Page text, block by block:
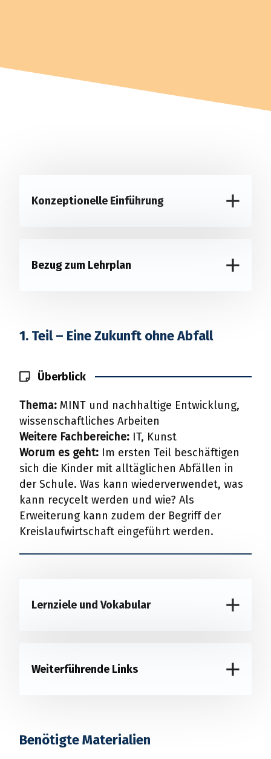
Konzeptionelle Einführung
Bezug zum Lehrplan
1. Teil – Eine Zukunft ohne Abfall
Überblick
Thema: MINT und nachhaltige Entwicklung,
wissenschaftliches Arbeiten
Weitere Fachbereiche: IT, Kunst
Worum es geht: Im ersten Teil beschäftigen
sich die Kinder mit alltäglichen Abfällen in
der Schule. Was kann wiederverwendet, was
kann recycelt werden und wie? Als
Erweiterung kann zudem der Begriff der
Kreislaufwirtschaft eingeführt werden.
Lernziele und Vokabular
Weiterführende Links
Benötigte Materialien